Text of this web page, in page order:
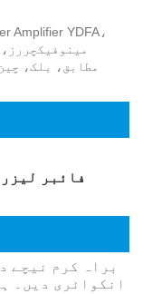
مطابق، بلک،
فائبر
براہ کرم نیچے